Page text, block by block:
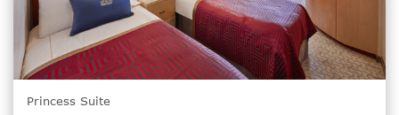
Princess Suite